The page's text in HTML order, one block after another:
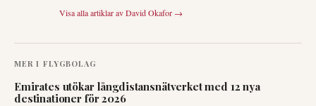
Visa alla artiklar avDavid Okafor →
MER I FLYGBOLAG
Emirates utökar långdistansnätverket med 12 nya
destinationer för 2026